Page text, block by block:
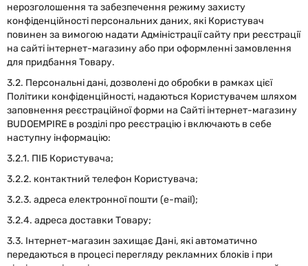
нерозголошення та забезпечення режиму захисту
конфіденційності персональних даних, які Користувач
повинен за вимогою надати Адміністрації сайту при реєстрації
на сайті інтернет-магазину або при оформленні замовлення
для придбання Товару.
3.2. Персональні дані, дозволені до обробки в рамках цієї
Політики конфіденційності, надаються Користувачем шляхом
заповнення реєстраційної форми на Сайті інтернет-магазину
BUDOEMPIRE в розділі про реєстрацію і включають в себе
наступну інформацію:
3.2.1. ПІБ Користувача;
3.2.2. контактний телефон Користувача;
3.2.3. адреса електронної пошти (e-mail);
3.2.4. адреса доставки Товару;
3.3. Інтернет-магазин захищає Дані, які автоматично
передаються в процесі перегляду рекламних блоків і при